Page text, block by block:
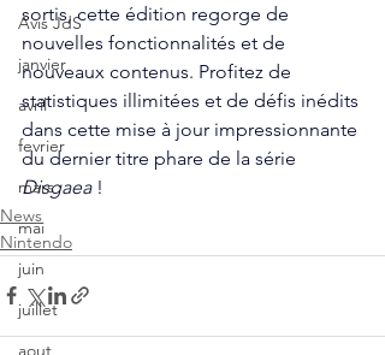
Avis JdS
janvier
avril
fevrier
mars
mai
juin
juillet
aout
sortis, cette édition regorge de
nouvelles fonctionnalités et de
nouveaux contenus. Profitez de
statistiques illimitées et de défis inédits
dans cette mise à jour impressionnante
du dernier titre phare de la série
Disgaea !
News
Nintendo